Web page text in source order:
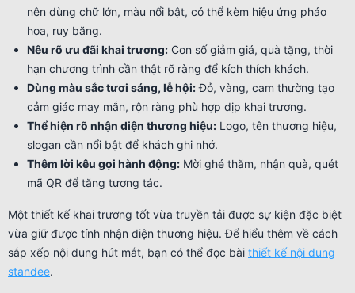
nên dùng chữ lớn, màu nổi bật, có thể kèm hiệu ứng pháo
hoa, ruy băng.
Nêu rõ ưu đãi khai trương: Con số giảm giá, quà tặng, thời
hạn chương trình cần thật rõ ràng để kích thích khách.
Dùng màu sắc tươi sáng, lễ hội:Đỏ, vàng, cam thường tạo
cảm giác may mắn, rộn ràng phù hợp dịp khai trương.
Thể hiện rõ nhận diện thương hiệu: Logo, tên thương hiệu,
slogan cần nổi bật để khách ghi nhớ.
Thêm lời kêu gọi hành động: Mời ghé thăm, nhận quà, quét
mã QR để tăng tương tác.
Một thiết kế khai trương tốt vừa truyền tải được sự kiện đặc biệt
vừa giữ được tính nhận diện thương hiệu. Để hiểu thêm về cách
sắp xếp nội dung hút mắt, bạn có thể đọc bài thiết kế nội dung
standee.